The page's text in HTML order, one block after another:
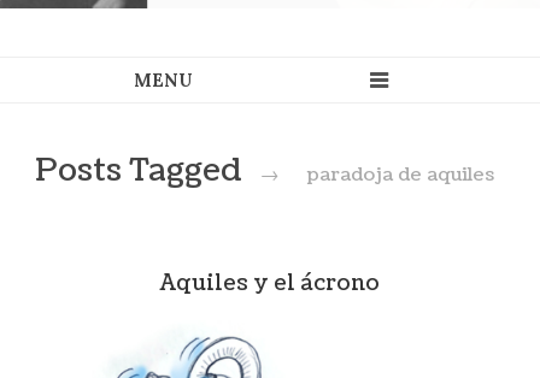
Posts Tagged → paradoja de aquiles
Aquiles y el ácrono